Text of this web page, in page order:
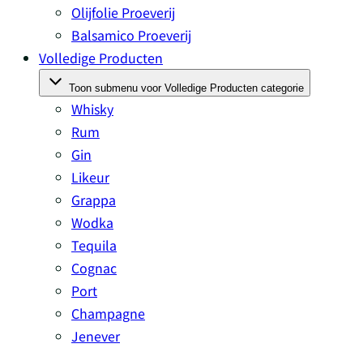
Olijfolie Proeverij
Balsamico Proeverij
Volledige Producten
Toon submenu voor Volledige Producten categorie
Whisky
Rum
Gin
Likeur
Grappa
Wodka
Tequila
Cognac
Port
Champagne
Jenever